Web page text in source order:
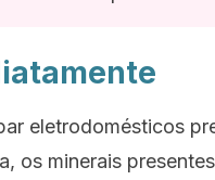
eletrodomésticos
os minerais